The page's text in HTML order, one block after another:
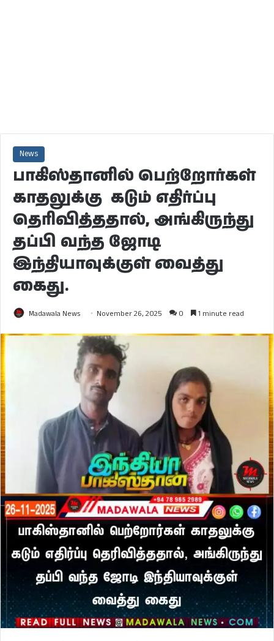
News
பாகிஸ்தானில் பெற்றோர்கள்
காதலுக்கு கடும் எதிர்ப்பு
தெரிவித்ததால், அங்கிருந்து
தப்பி வந்த ஜோடி
இந்தியாவுக்குள் வைத்து
கைது.
Madawala News November 26, 2025 0 1 minute read